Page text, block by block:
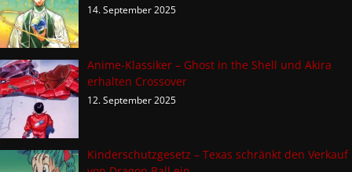
14. September 2025
Anime-Klassiker – Ghost in the Shell und Akira
erhalten Crossover
12. September 2025
Kinderschutzgesetz – Texas schränkt den Verkauf